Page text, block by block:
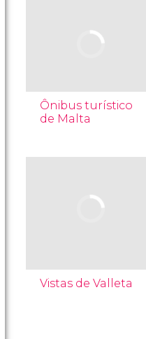
Ônibus turístico
de Malta
Vistas de Valleta